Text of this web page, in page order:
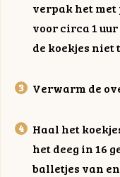
verpak het
voor circa 1
de koekjes niet
Verwarm de
Haal het
het deeg in 16
balletjes van